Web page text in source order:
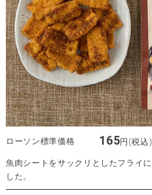
ローソン標準価格 165円(税込)
魚肉シートをサックリとしたフライ
した。